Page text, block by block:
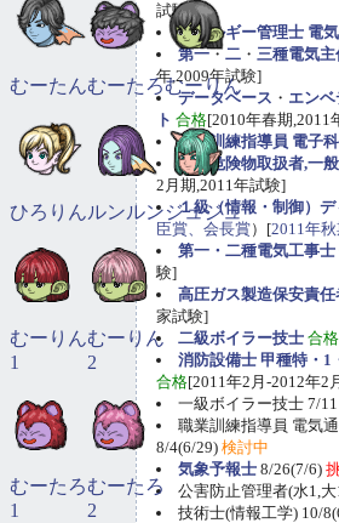
試験]
エネルギー管理士 電
第一・二 ・ 三種電気
年,2009年試験]
データベース ・ エン
ト 合格[2010年春期,2011
職業訓練指導員 電子科
甲種危険物取扱者,一
2月期,2011年試験]
１級（情報・制御）
臣賞、会長賞）[2011年
第一・二種電気工事士
験]
高圧ガス製造保安責
家試験]
二級ボイラー技士 合格
消防設備士 甲種特・1
合格[2011年2月-2012年2
一級ボイラー技士 7/11
職業訓練指導員 電気
8/4(6/29) 検討中
気象予報士 8/26(7/6)
公害防止管理者(水1,大
技術士(情報工学) 10/
むーたんむーたろむーりん
ひろりんルンルンジュジュ
むーりん
1
むーりん
2
むーたろ
1
むーたろ
2